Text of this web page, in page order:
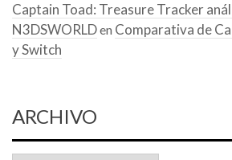
Captain Toad: Treasure Tracker
N3DSWORLDen Comparativa de
y Switch
ARCHIVO